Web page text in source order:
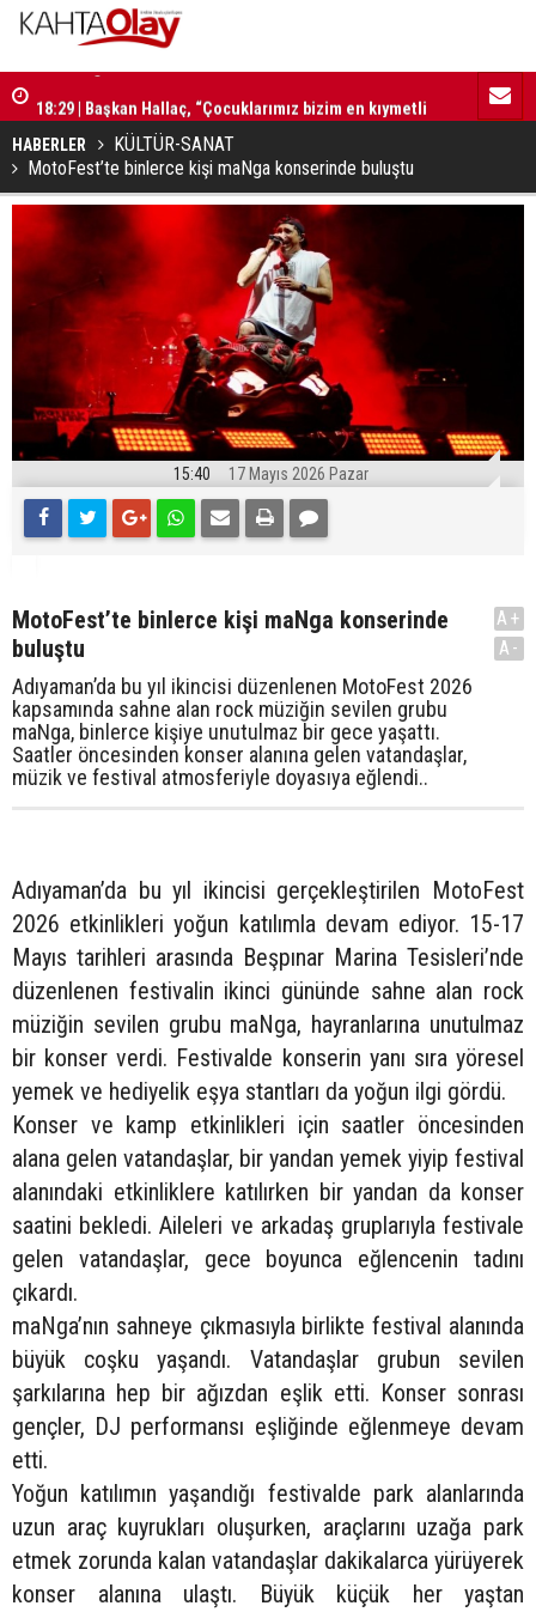
18:29 | Başkan Hallaç, “Çocuklarımız bizim en kıymetli
emanetlerimizdir”
16:52 |
HABERLER
KÜLTÜR-SANAT
MotoFest’te binlerce kişi maNga konserinde buluştu
15:40 17 Mayıs 2026 Pazar
MotoFest’te binlerce kişi maNga konserinde
buluştu
Adıyaman’da bu yıl ikincisi düzenlenen MotoFest 2026
kapsamında sahne alan rock müziğin sevilen grubu
maNga, binlerce kişiye unutulmaz bir gece yaşattı.
Saatler öncesinden konser alanına gelen vatandaşlar,
müzik ve festival atmosferiyle doyasıya eğlendi..
A+
A-
Adıyaman’da bu yıl ikincisi gerçekleştirilen MotoFest
2026 etkinlikleri yoğun katılımla devam ediyor. 15-17
Mayıs tarihleri arasında Beşpınar Marina Tesisleri’nde
düzenlenen festivalin ikinci gününde sahne alan rock
müziğin sevilen grubu maNga, hayranlarına unutulmaz
bir konser verdi. Festivalde konserin yanı sıra yöresel
yemek ve hediyelik eşya stantları da yoğun ilgi gördü.
Konser ve kamp etkinlikleri için saatler öncesinden
alana gelen vatandaşlar, bir yandan yemek yiyip festival
alanındaki etkinliklere katılırken bir yandan da konser
saatini bekledi. Aileleri ve arkadaş gruplarıyla festivale
gelen vatandaşlar, gece boyunca eğlencenin tadını
çıkardı.
maNga’nın sahneye çıkmasıyla birlikte festival alanında
büyük coşku yaşandı. Vatandaşlar grubun sevilen
şarkılarına hep bir ağızdan eşlik etti. Konser sonrası
gençler, DJ performansı eşliğinde eğlenmeye devam
etti.
Yoğun katılımın yaşandığı festivalde park alanlarında
uzun araç kuyrukları oluşurken, araçlarını uzağa park
etmek zorunda kalan vatandaşlar dakikalarca yürüyerek
konser alanına ulaştı. Büyük küçük her yaştan